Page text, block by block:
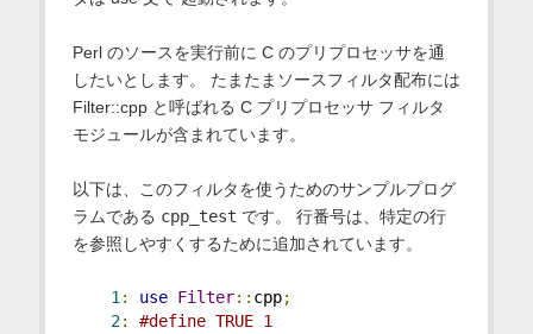
Perl のソースを実行前に C のプリプロセッサを通
したいとします。 たまたまソースフィルタ配布には
Filter::cpp と呼ばれる C プリプロセッサ フィルタ
モジュールが含まれています。
以下は、このフィルタを使うためのサンプルプログ
ラムである cpp_test です。 行番号は、特定の行
を参照しやすくするために追加されています。
1: use Filter:: cpp;
2:
#define TRUE 1